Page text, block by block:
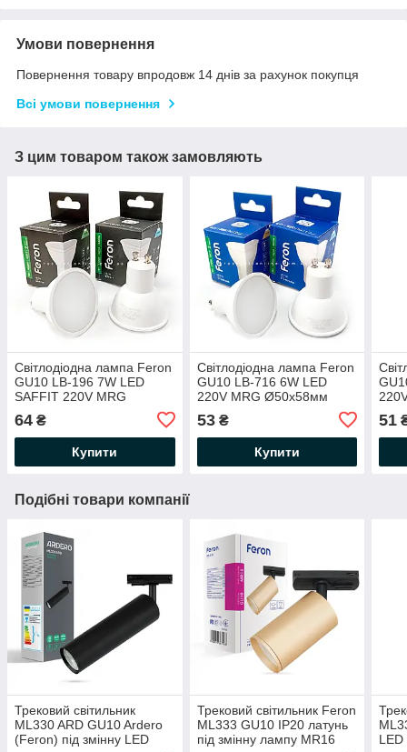
Умови повернення
Повернення товару впродовж 14 днів за рахунок покупця
Всі умови повернення
З цим товаром також замовляють
Світлодіодна лампа Feron
GU10 LB-196 7W LED
SAFFIT 220V MRG
Ø50х56мм 2700K / 4000K /
6400K матова 620Lm
64 ₴
Купити
Світлодіодна лампа Feron
GU10 LB-716 6W LED
220V MRG Ø50х58мм
матова 500Lm
53₴
Купити
51
Подібні товари компанії
Трековий світильник
ML330 ARD GU10 Ardero
(Feron) під змінну LED
Трековий світильник Feron
ML333 GU10 IP20 латунь
під змінну лампу MR16